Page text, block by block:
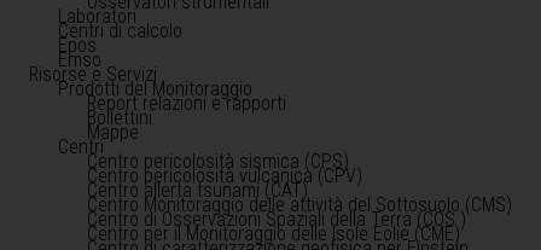
Laboratori
Centri di calcolo
Epos
Emso
Risorse e Servizi
Prodotti del Monitoraggio
Report relazioni e rapporti
Bollettini
Mappe
Centri
Centro pericolosità sismica (CPS)
Centro pericolosità vulcanica (CPV)
Centro allerta tsunami (CAT)
Centro Monitoraggio delle attività del Sottosuolo (CMS)
Centro di Osservazioni Spaziali della Terra (COS )
Centro per il Monitoraggio delle Isole Eolie (CME)